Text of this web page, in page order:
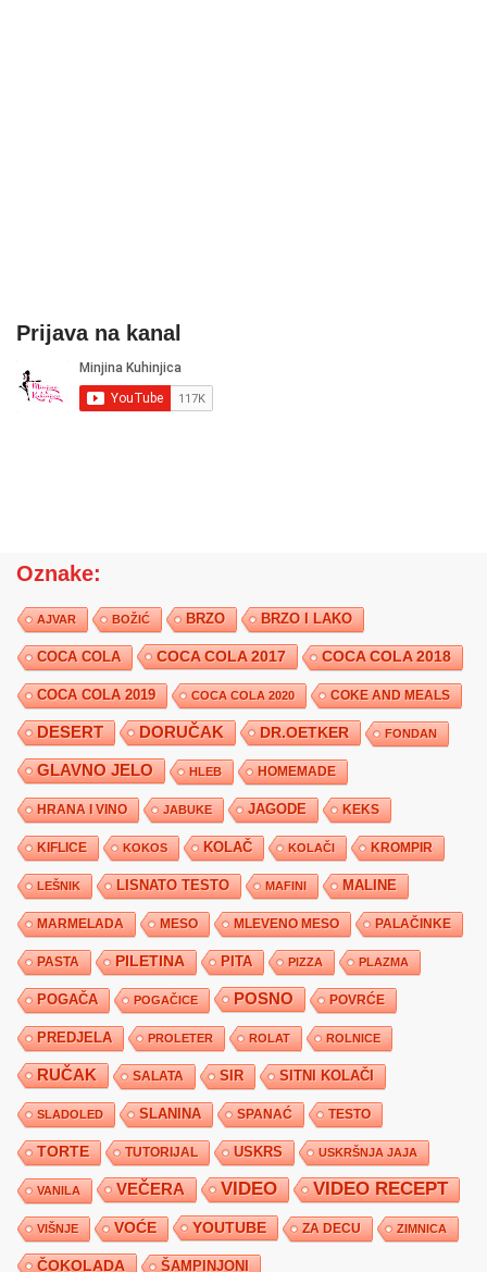
Prijava na kanal
Oznake:
AJVAR BOŽIĆ BRZO BRZO I LAKO
COCA COLA COCA COLA 2017 COCA COLA 2018
COCA COLA 2019 COCA COLA 2020 COKE AND MEALS
DESERT DORUČAK DR.OETKER FONDAN
GLAVNO JELO HLEB HOMEMADE
HRANA I VINO JABUKE JAGODE KEKS
KIFLICE KOKOS KOLAČ KOLAČI KROMPIR
LEŠNIK LISNATO TESTO MAFINI MALINE
MARMELADA MESO MLEVENO MESO PALAČINKE
PASTA PILETINA PITA PIZZA PLAZMA
POGAČA POGAČICE POSNO POVRĆE
PREDJELA PROLETER ROLAT ROLNICE
RUČAK SALATA SIR SITNI KOLAČI
SLADOLED SLANINA SPANAĆ TESTO
TORTE TUTORIJAL USKRS USKRŠNJA JAJA
VANILA VEČERA VIDEO VIDEO RECEPT
VIŠNJE VOĆE YOUTUBE ZA DECU ZIMNICA
ČOKOLADA ŠAMPINJONI